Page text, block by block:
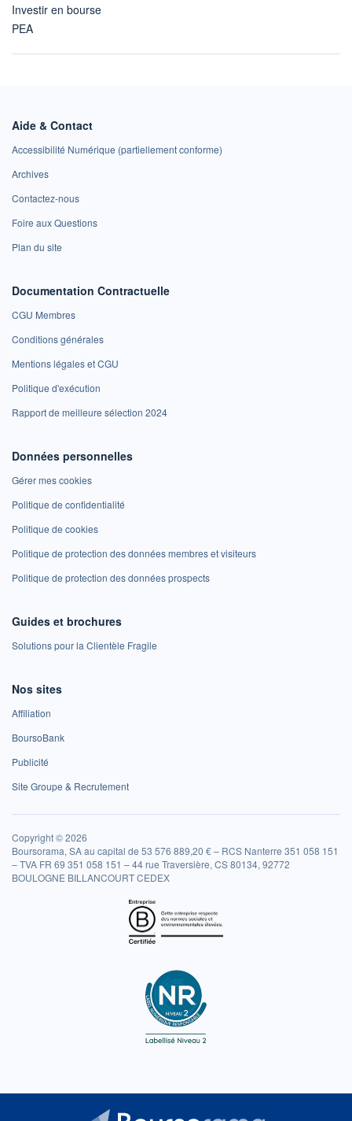
Investir en bourse
PEA
Aide & Contact
Accessibilité Numérique (partiellement conforme)
Archives
Contactez-nous
Foire aux Questions
Plan du site
Documentation Contractuelle
CGU Membres
Conditions générales
Mentions légales et CGU
Politique d'exécution
Rapport de meilleure sélection 2024
Données personnelles
Gérer mes cookies
Politique de confidentialité
Politique de cookies
Politique de protection des données membres et visiteurs
Politique de protection des données prospects
Guides et brochures
Solutions pour la Clientèle Fragile
Nos sites
Affiliation
BoursoBank
Publicité
Site Groupe & Recrutement
Copyright © 2026
Boursorama, SA au capital de 53 576 889,20 € – RCS Nanterre 351 058 151
– TVA FR 69 351 058 151 – 44 rue Traversière, CS 80134, 92772
BOULOGNE BILLANCOURT CEDEX